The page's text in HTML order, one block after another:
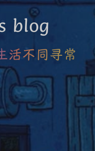
blog
活不同寻常